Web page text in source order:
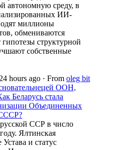
автономную среду, в
ИИ-
миллионы
обмениваются
гипотезы структурной
собственные
hours ago · From oleg bit
ООН,
Беларусь стала
Объединенных
ССР в число
Ялтинская
и статус